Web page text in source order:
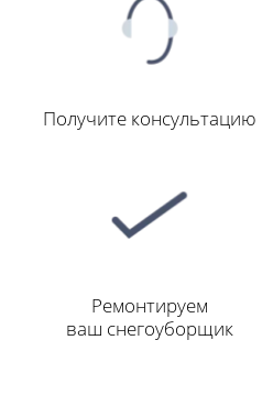
Получите консультацию
Ремонтируем
ваш снегоуборщик